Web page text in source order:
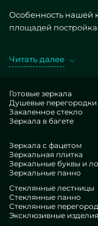
Особенность нашей
площадей
оптом. Предпочитая
оптимальной
подобиям. Если вы
подбавить им
всенепременно
состаренных зеркал
Плюсы
специальностей. У
устроит даже
улучшением
Читать далее
Готовые зеркала
Душевые перегородки
Закаленное стекло
Зеркала в багете
Зеркала с фацетом
Зеркальная плитка
Зеркальные буквы и
Зеркальные панно
Стеклянные лестницы
Стеклянные панно
Стеклянные
Эксклюзивные изделия